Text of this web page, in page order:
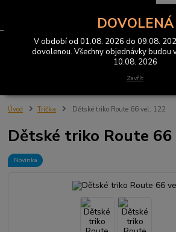
Úvod Trička Dětské triko Route 66 vel. 122
Dětské triko Route
Novinka
DOVOLENÁ
V období od 01.08. 2026 do 09.08.
dovolenou. Všechny objednávky budou
10.08. 2026
Zavřít